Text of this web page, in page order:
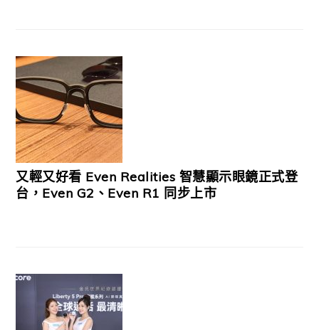
又輕又好看 Even Realities 智慧顯示眼鏡正式登
台，Even G2、Even R1 同步上市